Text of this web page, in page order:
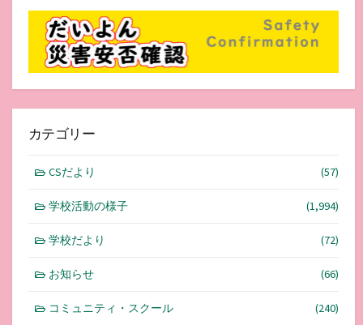
カテゴリー
CSだより (57)
学校活動の様子 (1,994)
学校だより (72)
お知らせ (66)
コミュニティ・スクール (240)